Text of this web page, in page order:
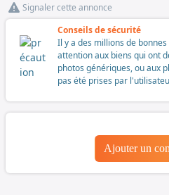
Signaler cette annonce
Conseils de sécurité
Il y a des millions de
attention aux biens qui ont
photos génériques, ou aux
pas été prises par
Ajouter un